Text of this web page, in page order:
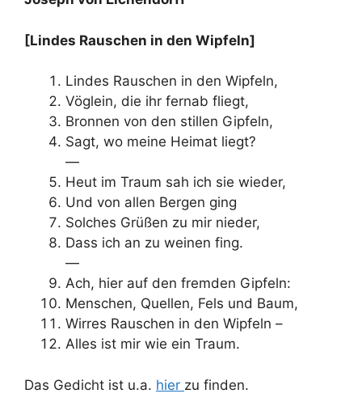
[Lindes Rauschen in den Wipfeln]
Lindes Rauschen in den Wipfeln,
Vöglein, die ihr fernab fliegt,
Bronnen von den stillen Gipfeln,
Sagt, wo meine Heimat liegt?
—
Heut im Traum sah ich sie wieder,
Und von allen Bergen ging
Solches Grüßen zu mir nieder,
Dass ich an zu weinen fing.
—
Ach, hier auf den fremden Gipfeln:
Menschen, Quellen, Fels und Baum,
Wirres Rauschen in den Wipfeln –
Alles ist mir wie ein Traum.
Das Gedicht ist u.a. hier zu finden.